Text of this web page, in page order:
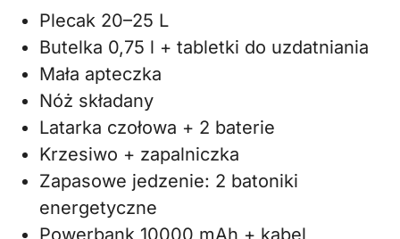
Plecak 20–25 L
Butelka 0,75 l + tabletki do uzdatniania
Mała apteczka
Nóż składany
Latarka czołowa + 2 baterie
Krzesiwo + zapalniczka
Zapasowe jedzenie: 2 batoniki
energetyczne
Powerbank 10000 mAh + kabel